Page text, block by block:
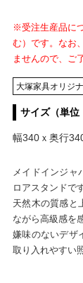
※受注生産品に
む）です。なお
ませんので、ご
大塚家具オリジ
サイズ（単位
幅340ｘ奥行
メイドインジャ
ロアスタンドです
天然木の質感と
ながら高級感を
嫌味のないデザ
取り入れやすい